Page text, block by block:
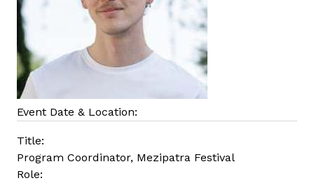
l
k
o
l
t
Event Date & Location:
Title:
Program Coordinator, Mezipatra Festival
Role: